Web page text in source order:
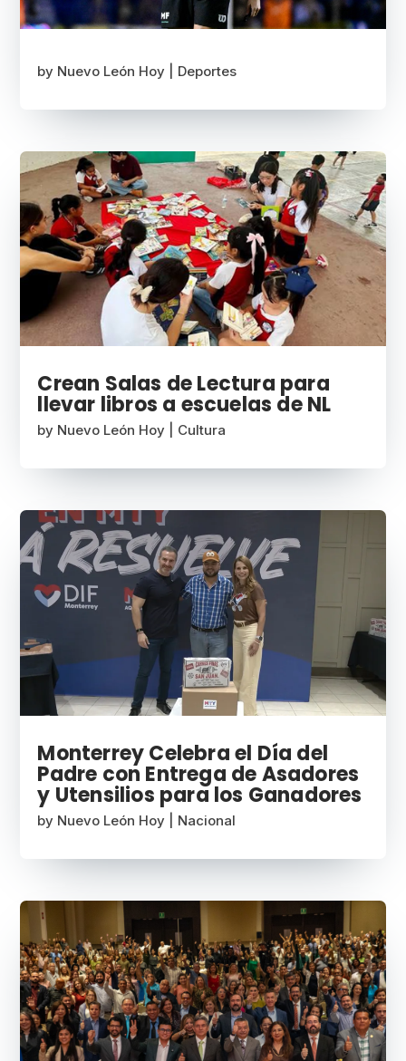
by Nuevo León Hoy Deportes
Crean Salas de Lectura para
llevar libros a escuelas de NL
by Nuevo León Hoy Cultura
Monterrey Celebra el Día del
Padre con Entrega de Asadores
y Utensilios para los Ganadores
by Nuevo León Hoy Nacional